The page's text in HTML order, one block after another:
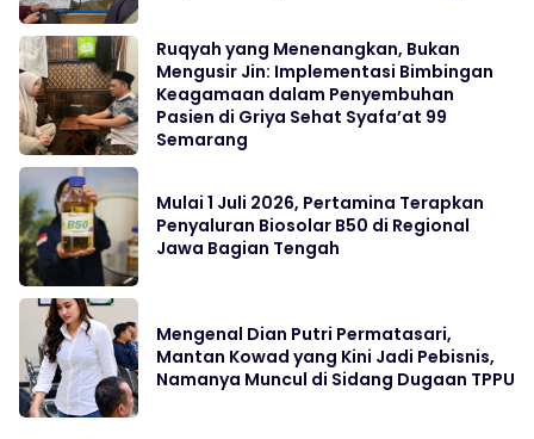
Ruqyah yang Menenangkan, Bukan
Mengusir Jin: Implementasi Bimbingan
Keagamaan dalam Penyembuhan
Pasien di Griya Sehat Syafa’at 99
Semarang
Mulai 1 Juli 2026, Pertamina Terapkan
Penyaluran Biosolar B50 di Regional
Jawa Bagian Tengah
Mengenal Dian Putri Permatasari,
Mantan Kowad yang Kini Jadi Pebisnis,
Namanya Muncul di Sidang Dugaan TPPU